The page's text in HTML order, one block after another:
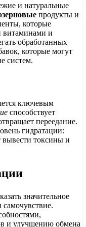
и натуральные
продукты и
которые
витаминами и
обработанных
которые могут
систем.
ключевым
способствует
переедание.
гидратации:
вывести токсины и
значительное
самочувствие.
и улучшению обмена